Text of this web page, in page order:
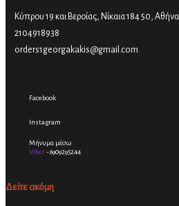
Κύπρου 19 και Βεροίας, Νίκαια 184 50, Αθήνα
2104918938
orders1georgakakis@gmail.com
Facebook
Instagram
Μήνυμα μέσω
Viber- 6909295244
Δείτε ακόμη